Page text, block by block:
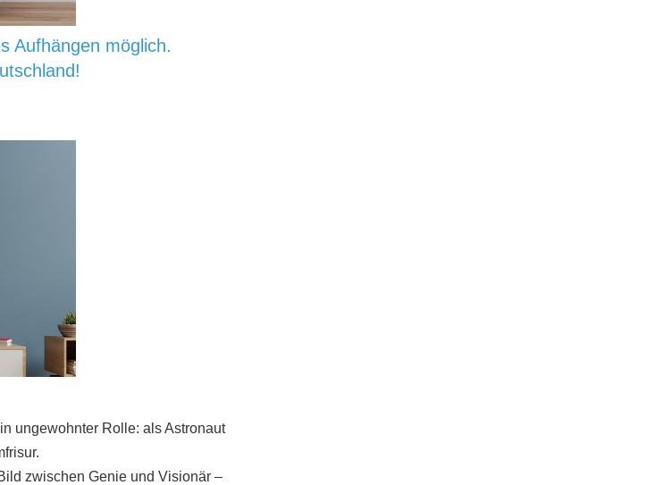
Aufhängen möglich.
ungewohnter Rolle: als Astronaut
zwischen Genie und Visionär –